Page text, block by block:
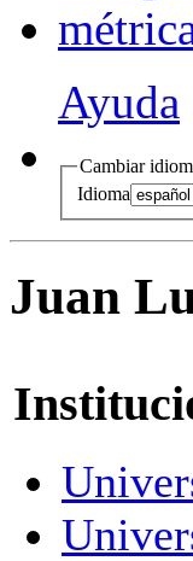
m
Ayuda
Cambiar
Idioma
Juan